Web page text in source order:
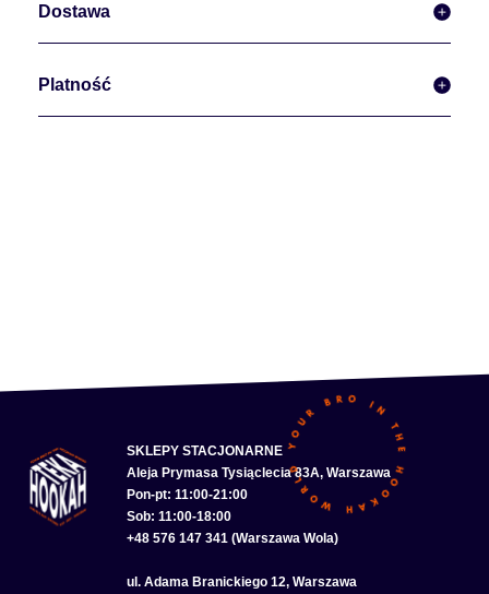
Dostawa
Platność
SKLEPY STACJONARNE
Aleja Prymasa Tysiąclecia 83A, Warszawa
Pon-pt: 11:00-21:00
Sob: 11:00-18:00
+48 576 147 341 (Warszawa Wola)
ul. Adama Branickiego 12, Warszawa